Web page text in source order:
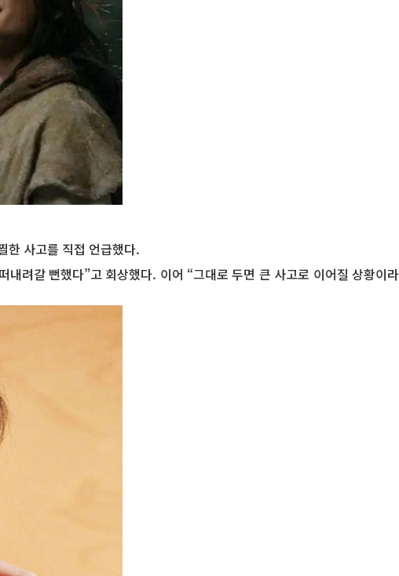
한 사고를 직접 언급했다.
려갈 뻔했다”고 회상했다. 이어 “그대로 두면 큰 사고로 이어질 상황이라